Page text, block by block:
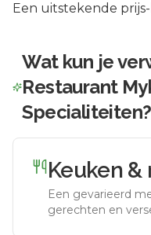
Een uitstekende
Wat kun je
Restaurant
Specialiteiten?
Keuken &
Een gevarieerd
gerechten en